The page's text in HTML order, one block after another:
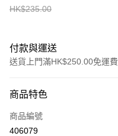
HK$235.00
付款與運送
送貨上門滿HK$250.00免運費
信用卡
Apple Pay
商品特色
商品編號
406079